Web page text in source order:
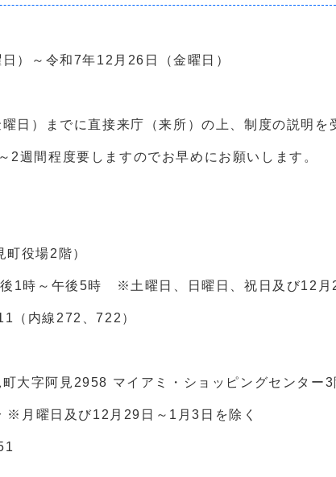
）～令和7年12月26日（金曜日）
日）までに直接来庁（来所）の上、制度の説明を
2週間程度要しますのでお早めにお願いします。
町役場2階）
1時～午後5時 ※土曜日、日曜日、祝日及び12月
（内線272、722）
大字阿見2958 マイアミ・ショッピングセンター3
※月曜日及び12月29日～1月3日を除く